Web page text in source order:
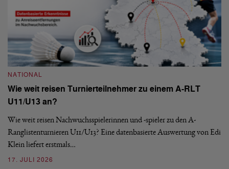
NATIONAL
Wie weit reisen Turnierteilnehmer zu einem A-RLT
U11/U13 an?
Wie weit reisen Nachwuchsspielerinnen und -spieler zu den A-
Ranglistenturnieren U11/U13? Eine datenbasierte Auswertung von Edi
Klein liefert erstmals…
17. JULI 2026